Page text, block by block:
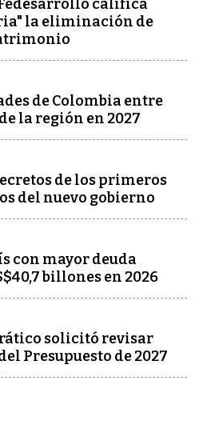
califica
la eliminación de
de Colombia entre
la región en 2027
de los primeros
del nuevo gobierno
con mayor deuda
billones en 2026
solicitó revisar
Presupuesto de 2027